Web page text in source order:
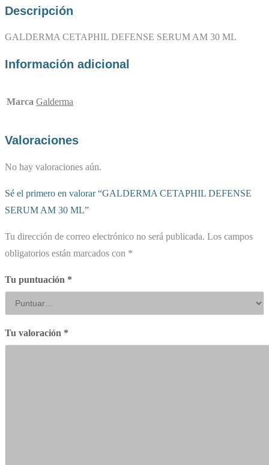
Descripción
GALDERMA CETAPHIL DEFENSE SERUM AM 30 ML
Información adicional
Marca Galderma
Valoraciones
No hay valoraciones aún.
Sé el primero en valorar “GALDERMA CETAPHIL DEFENSE
SERUM AM 30 ML”
Tu dirección de correo electrónico no será publicada. Los campos
obligatorios están marcados con *
Tu puntuación *
Tu valoración *